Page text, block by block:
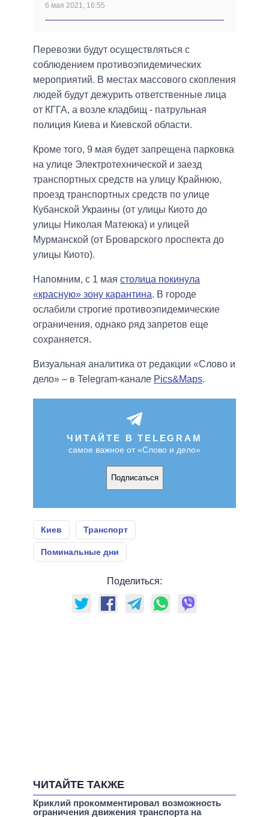
6 мая 2021, 16:55
Перевозки будут осуществляться с
соблюдением противоэпидемических
мероприятий. В местах массового скопления
людей будут дежурить ответственные лица
от КГГА, а возле кладбищ - патрульная
полиция Киева и Киевской области.
Кроме того, 9 мая будет запрещена парковка
на улице Электротехнической и заезд
транспортных средств на улицу Крайнюю,
проезд транспортных средств по улице
Кубанской Украины (от улицы Киото до
улицы Николая Матеюка) и улицей
Мурманской (от Броварского проспекта до
улицы Киото).
Напомним, с 1 мая столица покинула
«красную» зону карантина. В городе
ослабили строгие противоэпидемические
ограничения, однако ряд запретов еще
сохраняется.
Визуальная аналитика от редакции «Слово и
дело» – в Telegram-канале Pics&Maps.
ЧИТАЙТЕ В TELEGRAM
самое важное от «Слово и дело»
Подписаться
Киев Транспорт
Поминальные дни
Поделиться:
ЧИТАЙТЕ ТАКЖЕ
Криклий прокомментировал возможность
ограничения движения транспорта на